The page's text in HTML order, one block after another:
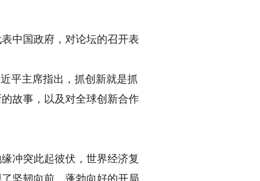
中国政府，对论坛的召开表
平主席指出，抓创新就是抓
故事，以及对全球创新合作
冲突此起彼伏，世界经济复
坚韧向前、蓬勃向好的开局